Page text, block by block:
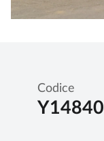
Codice
Y14840